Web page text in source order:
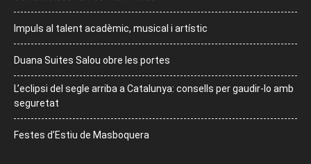
Impuls al talent acadèmic, musical i artístic
Duana Suites Salou obre les portes
L’eclipsi del segle arriba a Catalunya: consells per gaudir-lo amb
seguretat
Festes d’Estiu de Masboquera